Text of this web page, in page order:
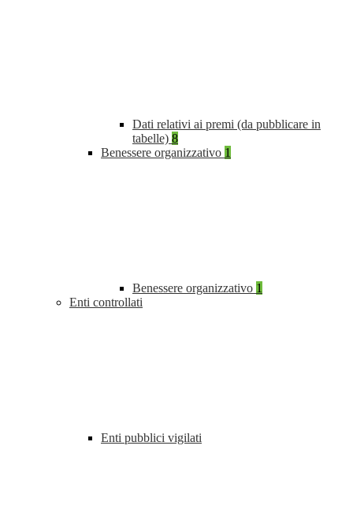
Dati relativi ai premi (da pubblicare in
tabelle) 8
Benessere organizzativo 1
Benessere organizzativo 1
Enti controllati
Enti pubblici vigilati